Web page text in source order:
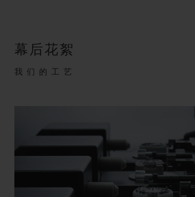
幕后花絮
我们的工艺